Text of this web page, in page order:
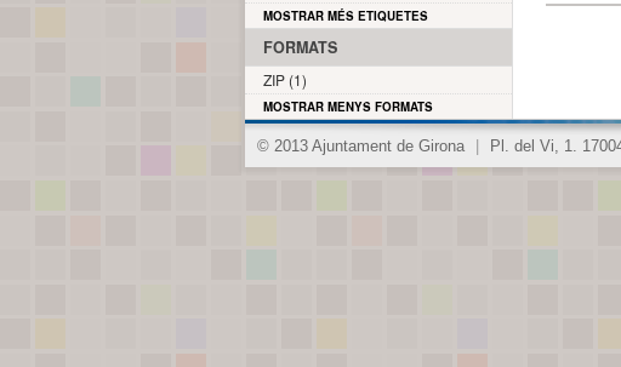
MOSTRAR MÉS ETIQUETES
FORMATS
ZIP (1)
MOSTRAR MENYS FORMATS
© 2013 Ajuntament de Girona Pl. del Vi, 1.